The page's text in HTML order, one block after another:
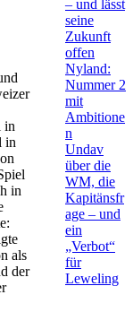
in
in
in
als
der
– und lässt
seine
Zukunft
offen
Nyland:
Nummer 2
mit
Ambitione
n
Undav
über die
WM, die
Kapitänsfr
age – und
ein
„Verbot“
für
Leweling